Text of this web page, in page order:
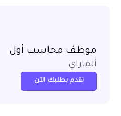
موظف محاسب أول
ألماراي
تقدم بطلبك الآن